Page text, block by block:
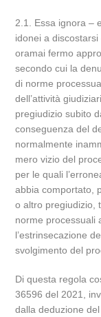
2.1. Essa ignora –
idonei a
oramai fermo
secondo cui la
di norme
dell’attività
pregiudizio subito
conseguenza del
normalmente
mero vizio del
per le quali
abbia comportato,
o altro pregiudizio,
norme processuali
l’estrinsecazione
svolgimento del
Di questa regola
36596 del 2021,
dalla deduzione